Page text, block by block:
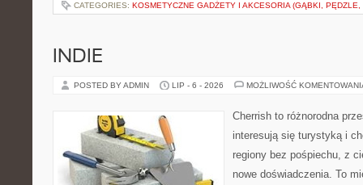
CATEGORIES: KOSMETYCZNE GADŻETY I AKCESORIA (GĄBKI, PĘDZLE,
INDIE
POSTED BY ADMIN LIP - 6 - 2026 MOŻLIWOŚĆ
Cherrish to różnorodna
interesują się turystyką i
regiony bez pośpiechu, z
nowe doświadczenia. To